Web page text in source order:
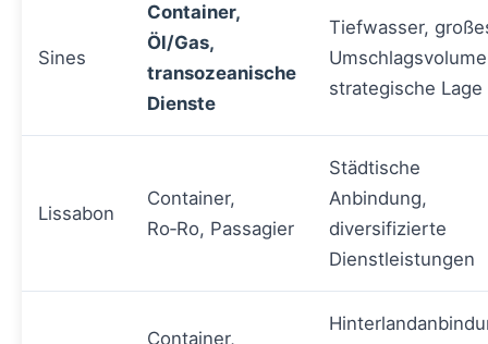
Sines
Container,
Öl/Gas,
transozeanische
Dienste
Tiefwasser,
strategische Lage
Lissabon
Container,
Ro‑Ro, Passagier
Städtische
Anbindung,
diversifizierte
Dienstleistungen
Container,